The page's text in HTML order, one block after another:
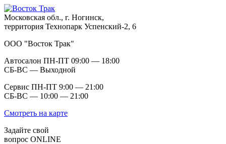
Московская обл., г. Ногинск,
территория Технопарк Успенский-2, 6
ООО "Восток Трак"
Автосалон ПН-ПТ 09:00 — 18:00
СБ-ВС — Выходной
Сервис ПН-ПТ 9:00 — 21:00
СБ-ВС — 10:00 — 21:00
Смотреть на карте
Задайте свой
вопрос ONLINE